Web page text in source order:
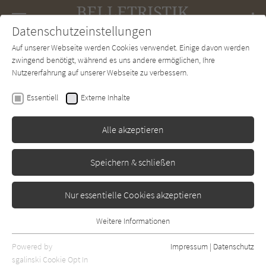
SUCHE Forum Charts Newsletter
Graham Swift
Wärst du doch hier
Erschienen: Januar 2012 Bibliogr. Angaben
Datenschutzeinstellungen
Auf unserer Webseite werden Cookies verwendet. Einige davon werden
zwingend benötigt, während es uns andere ermöglichen, Ihre
Nutzererfahrung auf unserer Webseite zu verbessern.
Essentiell Externe Inhalte
Alle akzeptieren
Speichern & schließen
Nur essentielle Cookies akzeptieren
Essentielle Cookies werden für grundlegende Funktionen der
Webseite benötigt. Dadurch ist gewährleistet, dass die Webseite
Weitere Informationen
Powered by
sgalinski Cookie Opt In
Impressum | Datenschutz